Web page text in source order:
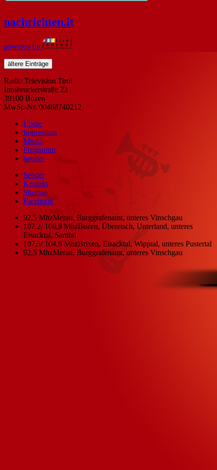
nachrichten.it
powered by
ältere Einträge
Radio Television Tirol
Innsbruckerstraße 23
39100 Bozen
MwSt.-Nr. 00468740212
Home
Impressum
Musik
Programm
Sender
Sender
Kontakt
Sitemap
Facebook
92,5 MhzMeran, Burggrafenamt, unteres Vinschgau
107,2/ 106,9 MhzBozen, Überetsch, Unterland, unteres
Eisacktal, Sarntal
107,3/ 104,9 MhzBrixen, Eisacktal, Wipptal, unteres Pustertal
92,5 MhzMeran, Burggrafenamt, unteres Vinschgau